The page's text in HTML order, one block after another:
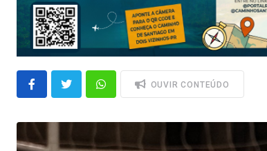
OUVIR CONTEÚDO